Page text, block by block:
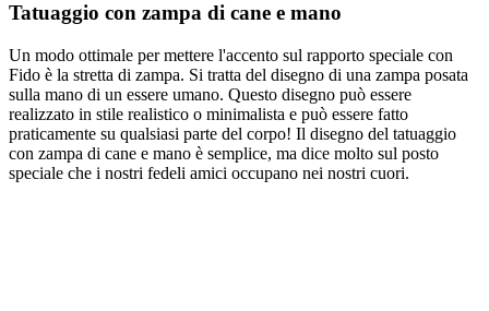
Tatuaggio con zampa di cane e mano
Un modo ottimale per mettere l'accento sul rapporto speciale con
Fido è la stretta di zampa. Si tratta del disegno di una zampa posata
sulla mano di un essere umano. Questo disegno può essere
realizzato in stile realistico o minimalista e può essere fatto
praticamente su qualsiasi parte del corpo! Il disegno del tatuaggio
con zampa di cane e mano è semplice, ma dice molto sul posto
speciale che i nostri fedeli amici occupano nei nostri cuori.